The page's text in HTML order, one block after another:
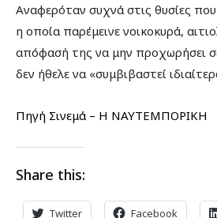
Αναφερόταν συχνά στις θυσίες
η οποία παρέμεινε νοικοκυρά,
απόφασή της να μην προχωρήσει
δεν ήθελε να «συμβιβαστεί
Πηγή Σινεμά – Η ΝΑΥΤΕΜΠΟΡΙΚΗ
Share this:
Twitter Facebook